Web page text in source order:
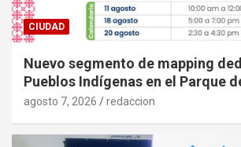
CIUDAD
Nuevo segmento de mapping
Pueblos Indígenas en el Parque
agosto 7, 2026 redaccion